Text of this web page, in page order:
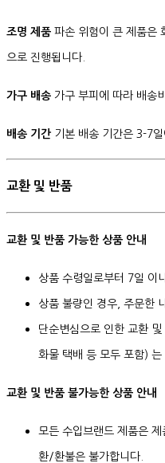
조명 제품 파손 위험이 큰 제품은
으로 진행됩니다.
가구 배송 가구 부피에 따라 배송
배송 기간 기본 배송 기간은 3-7
교환 및 반품
교환 및 반품 가능한 상품 안내
상품 수령일로부터 7일 이
상품 불량인 경우, 주문한
단순변심으로 인한 교환
화물 택배 등 모두 포함) 는
교환 및 반품 불가능한 상품 안내
모든 수입브랜드 제품은
환/환불은 불가합니다.